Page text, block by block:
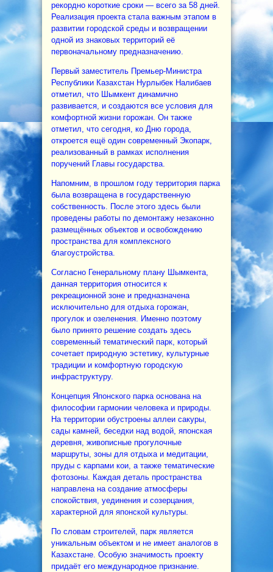
рекордно короткие сроки — всего за 58 дней.
Реализация проекта стала важным этапом в
развитии городской среды и возвращении
одной из знаковых территорий её
первоначальному предназначению.
Первый заместитель Премьер-Министра
Республики Казахстан Нурлыбек Налибаев
отметил, что Шымкент динамично
развивается, и создаются все условия для
комфортной жизни горожан. Он также
отметил, что сегодня, ко Дню города,
откроется ещё один современный Экопарк,
реализованный в рамках исполнения
поручений Главы государства.
Напомним, в прошлом году территория парка
была возвращена в государственную
собственность. После этого здесь были
проведены работы по демонтажу незаконно
размещённых объектов и освобождению
пространства для комплексного
благоустройства.
Согласно Генеральному плану Шымкента,
данная территория относится к
рекреационной зоне и предназначена
исключительно для отдыха горожан,
прогулок и озеленения. Именно поэтому
было принято решение создать здесь
современный тематический парк, который
сочетает природную эстетику, культурные
традиции и комфортную городскую
инфраструктуру.
Концепция Японского парка основана на
философии гармонии человека и природы.
На территории обустроены аллеи сакуры,
сады камней, беседки над водой, японская
деревня, живописные прогулочные
маршруты, зоны для отдыха и медитации,
пруды с карпами кои, а также тематические
фотозоны. Каждая деталь пространства
направлена на создание атмосферы
спокойствия, уединения и созерцания,
характерной для японской культуры.
По словам строителей, парк является
уникальным объектом и не имеет аналогов в
Казахстане. Особую значимость проекту
придаёт его международное признание.